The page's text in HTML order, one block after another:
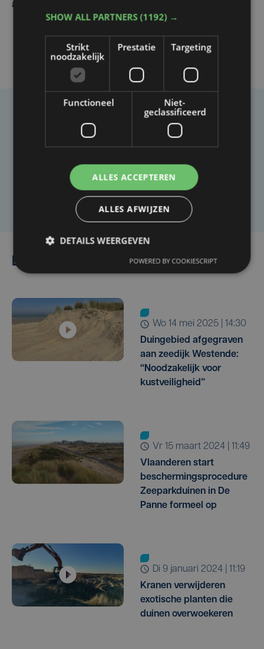
afgesloten
Taalfout opgemerkt?
Heb je een taal- of schrijffout opgemerkt in dit
Laat het ons weten
Lees ook
wo 14 mei 2025 | 14:30
Duingebied afgegraven
aan zeedijk Westende:
“Noodzakelijk voor
kustveiligheid”
vr 15 maart 2024 | 11:49
Vlaanderen start
beschermingsprocedure
Zeeparkduinen in De
Panne formeel op
di 9 januari 2024 | 11:19
Kranen verwijderen
exotische planten die
duinen overwoekeren
SHOW ALL PARTNERS(1192) →
Strikt
noodzakelijk
Prestatie Targeting
Functioneel
Niet-
geclassificeerd
ALLES ACCEPTEREN
ALLES AFWIJZEN
DETAILS WEERGEVEN
POWERED BY COOKIESCRIPT